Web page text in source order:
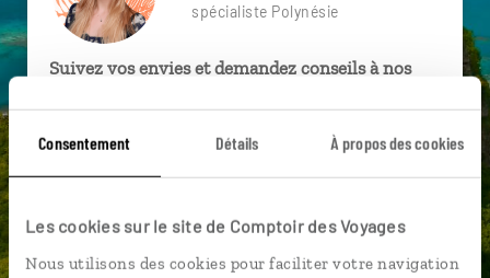
Consentement Détails À propos des cookies
Les cookies sur le site de Comptoir des Voyages
Nous utilisons des cookies pour faciliter votre navigation
spécialiste Polynésie
Suivez vos envies et demandez conseils à nos
Ils sauront organiser votre itinéraire au plus
connectés en agence, mais aussi par email ou
téléphone.